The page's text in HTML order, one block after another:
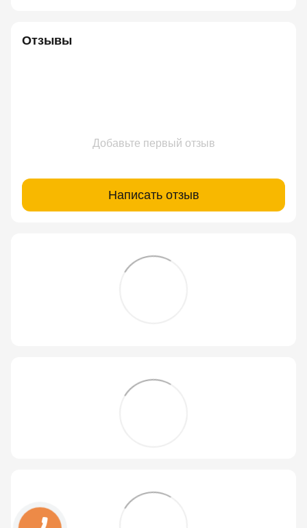
Отзывы
Добавьте первый отзыв
Написать отзыв